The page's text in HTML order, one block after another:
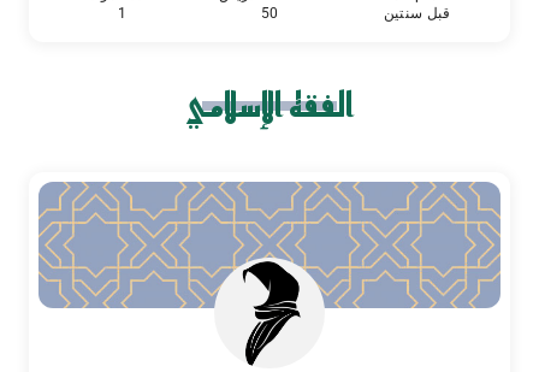
قبل سنتين
50
1
الفقه الإسلامي